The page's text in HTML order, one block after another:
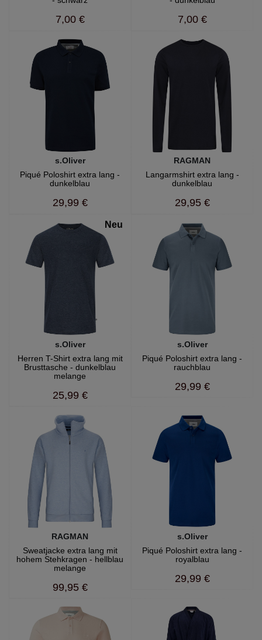
7,00 € 7,00 €
s.Oliver
Piqué Poloshirt extra lang -
dunkelblau
29,99 €
RAGMAN
Langarmshirt extra lang -
dunkelblau
29,95 €
Neu
s.Oliver
Herren T-Shirt extra lang mit
Brusttasche - dunkelblau
melange
25,99 €
s.Oliver
Piqué Poloshirt extra lang -
rauchblau
29,99 €
RAGMAN
Sweatjacke extra lang mit
hohem Stehkragen - hellblau
melange
99,95 €
s.Oliver
Piqué Poloshirt extra lang -
royalblau
29,99 €